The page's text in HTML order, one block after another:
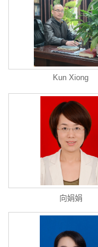
Kun Xiong
向娟娟